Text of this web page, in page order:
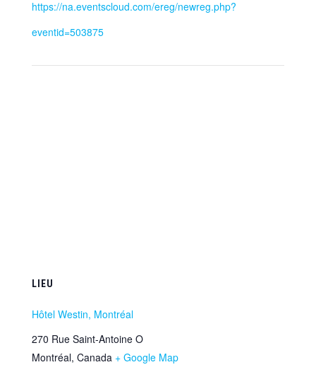
https://na.eventscloud.com/ereg/newreg.php?
eventid=503875
LIEU
Hôtel Westin, Montréal
270 Rue Saint-Antoine O
Montréal, Canada + Google Map